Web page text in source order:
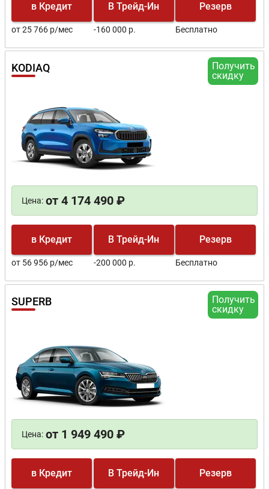
в Кредит
от 25 766 р/мес
В Трейд-Ин
-160 000 р.
Резерв
Бесплатно
Получить
скидку
KODIAQ
Цена: от 4 174 490 ₽
в Кредит
от 56 956 р/мес
В Трейд-Ин
-200 000 р.
Резерв
Бесплатно
Получить
скидку
SUPERB
Цена: от 1 949 490 ₽
в Кредит В Трейд-Ин Резерв